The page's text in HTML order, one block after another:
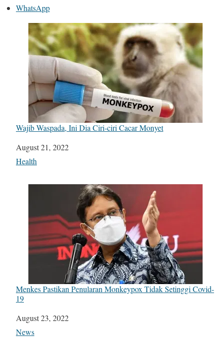
WhatsApp
Wajib Waspada, Ini Dia Ciri-ciri Cacar Monyet
Date
August 21, 2022
In relation to
Health
Menkes Pastikan Penularan Monkeypox Tidak Setinggi Covid-
19
Date
August 23, 2022
In relation to
News